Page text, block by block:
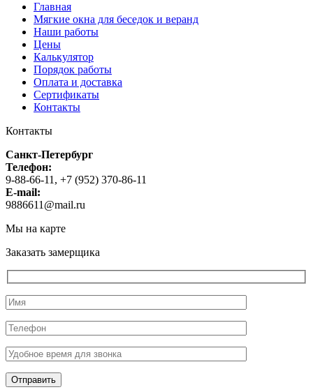
Главная
Мягкие окна для беседок и веранд
Наши работы
Цены
Калькулятор
Порядок работы
Оплата и доставка
Сертификаты
Контакты
Контакты
Санкт-Петербург
Телефон:
9-88-66-11, +7 (952) 370-86-11
E-mail:
9886611@mail.ru
Мы на карте
Заказать замерщика